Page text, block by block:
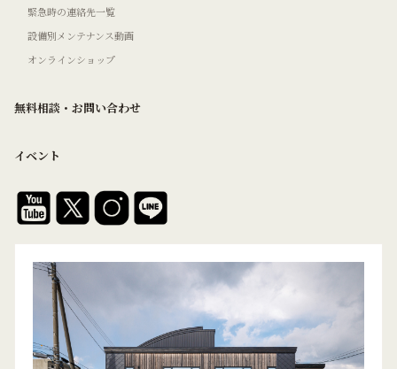
緊急時の連絡先一覧
設備別メンテナンス動画
オンラインショップ
無料相談・お問い合わせ
イベント